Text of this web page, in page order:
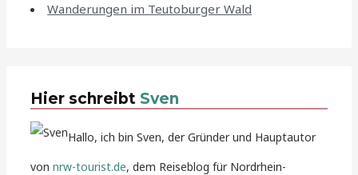
Wanderungen im Teutoburger Wald
Hier schreibt Sven
Hallo, ich bin Sven, der Gründer und Hauptautor
vonnrw-tourist.de, dem Reiseblog für Nordrhein-